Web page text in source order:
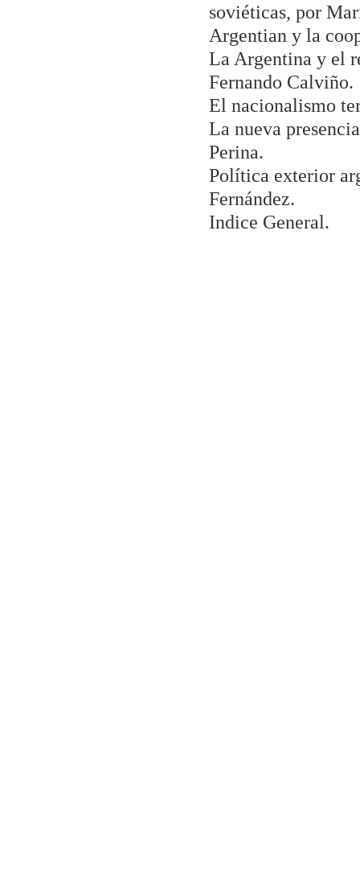
soviéticas, por
Argentian y la
La Argentina y el
Fernando Calviño.
El nacionalismo
La nueva
Perina.
Política exterior
Fernández.
Indice General.